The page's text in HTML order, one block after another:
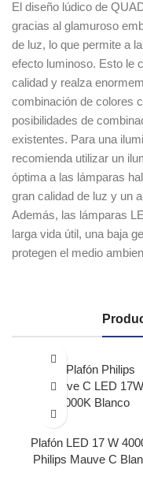
El diseño lúdico de
gracias al glamuroso
de luz, lo que permite a
efecto luminoso. Esto le
calidad y realza
combinación de colores
posibilidades de
existentes. Para una
recomienda utilizar un
óptima a las lámparas
gran calidad de luz y un
Además, las lámparas
larga vida útil, una baja
protegen el medio
Plafón LED 17 W
Philips Mauve C